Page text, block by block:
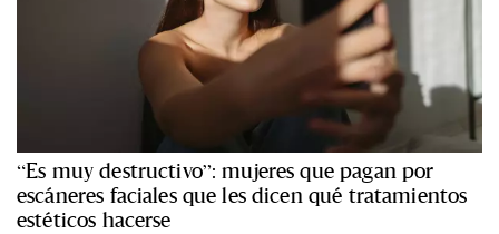
“Es muy destructivo”: mujeres que pagan por
escáneres faciales que les dicen qué tratamientos
estéticos hacerse